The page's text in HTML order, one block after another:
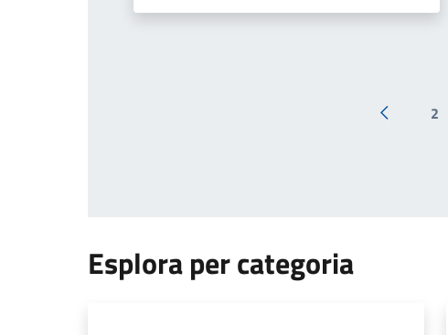
Pagina
2
Esplora per categoria